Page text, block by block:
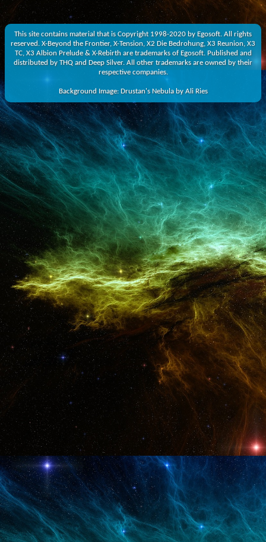
This site contains material that is Copyright 1998-2020 by Egosoft. All rights
reserved. X-Beyond the Frontier, X-Tension, X2 Die Bedrohung, X3 Reunion, X3
TC, X3 Albion Prelude & X-Rebirth are trademarks of Egosoft. Published and
distributed by THQ and Deep Silver. All other trademarks are owned by their
respective companies.
Background Image: Drustan's Nebula by Ali Ries